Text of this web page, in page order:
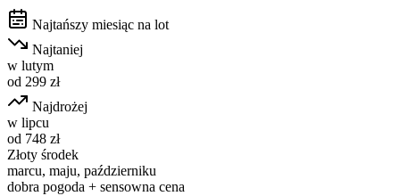
Najtańszy miesiąc na lot
Najtaniej
w lutym
od 299 zł
Najdrożej
w lipcu
od 748 zł
Złoty środek
marcu, maju, październiku
dobra pogoda + sensowna cena